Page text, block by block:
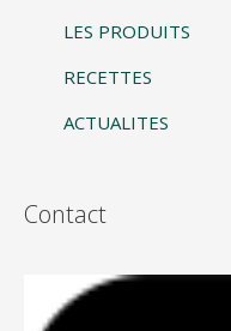
LES PRODUITS
RECETTES
ACTUALITES
Contact